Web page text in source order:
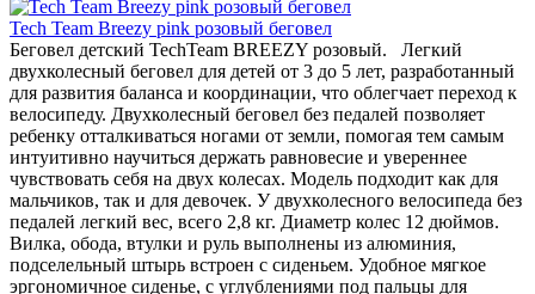
Tech Team Breezy pink розовый беговел
Беговел детский TechTeam BREEZY розовый. Легкий
двухколесный беговел для детей от 3 до 5 лет, разработанный
для развития баланса и координации, что облегчает переход к
велосипеду. Двухколесный беговел без педалей позволяет
ребенку отталкиваться ногами от земли, помогая тем самым
интуитивно научиться держать равновесие и увереннее
чувствовать себя на двух колесах. Модель подходит как для
мальчиков, так и для девочек. У двухколесного велосипеда без
педалей легкий вес, всего 2,8 кг. Диаметр колес 12 дюймов.
Вилка, обода, втулки и руль выполнены из алюминия,
подселельный штырь встроен с сиденьем. Удобное мягкое
эргономичное сиденье, с углублениями под пальцы для